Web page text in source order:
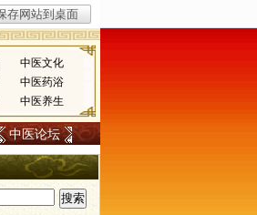
中医文化
中医药浴
中医养生
中医论坛